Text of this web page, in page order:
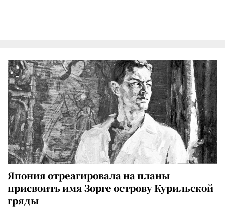
Япония отреагировала на планы
присвоить имя Зорге острову Курильской
гряды